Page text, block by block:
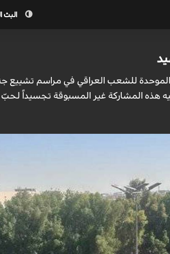
البث
الموحدة للشعب العراقي في مراسم تشييع
المشاركة غير المسبوقة تجسيداً لحبّ